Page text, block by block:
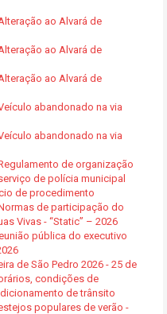
ao Alvará de
ao Alvará de
ao Alvará de
abandonado na via
abandonado na via
de organização
de polícia municipal
de procedimento
de participação do
Vivas - “Static” – 2026
pública do executivo
de São Pedro 2026 - 25 de
condições de
de trânsito
populares de verão -